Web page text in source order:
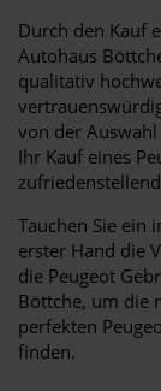
Durch den Kauf
Autohaus
qualitativ
von der
Ihr Kauf eines
Tauchen Sie ein
erster Hand die
die Peugeot
Böttche, um die
perfekten
finden.